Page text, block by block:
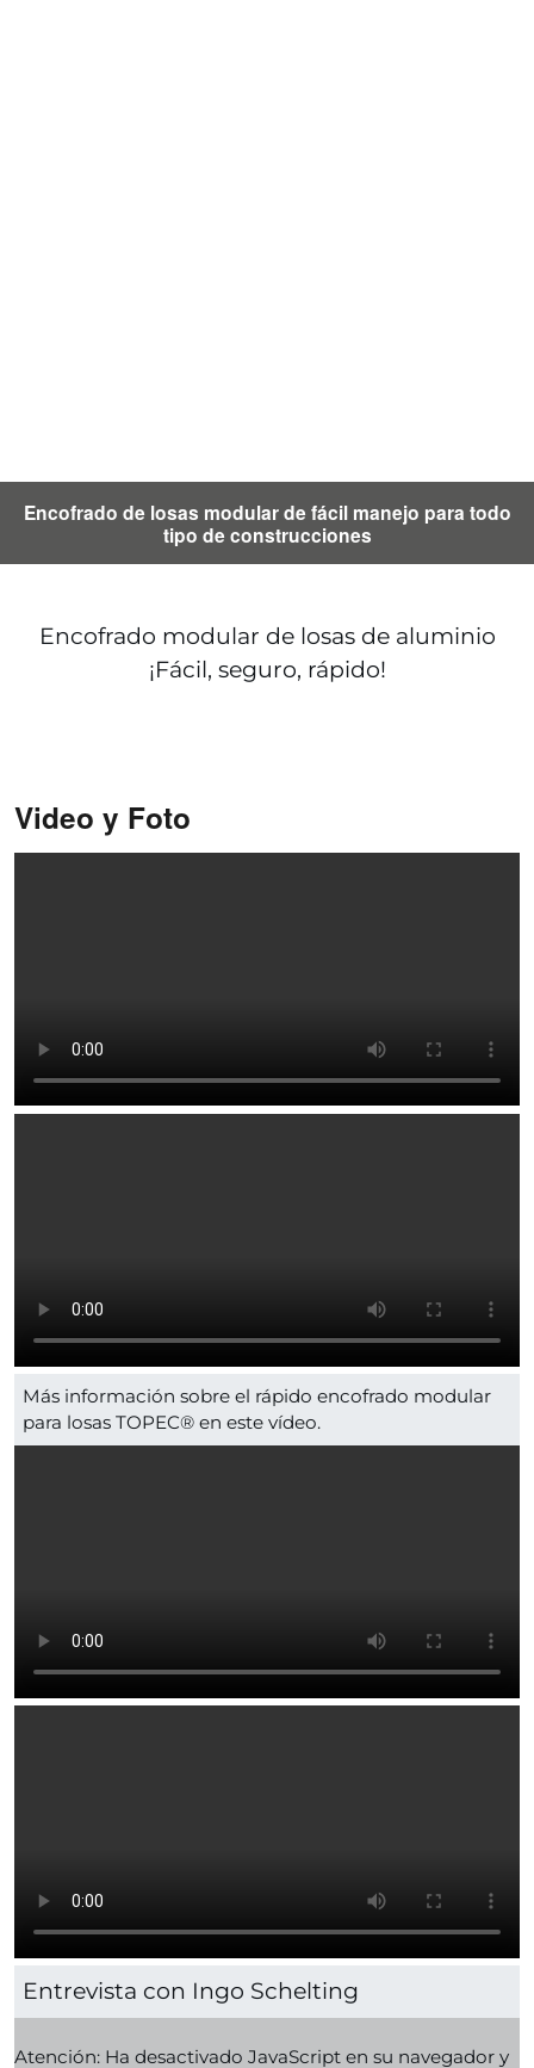
Encofrado de losas modular de fácil manejo para todo
tipo de construcciones
Encofrado modular de losas de aluminio
¡Fácil, seguro, rápido!
Video y Foto
Más información sobre el rápido encofrado modular
para losas TOPEC® en este vídeo.
Entrevista con Ingo Schelting
Atención: Ha desactivado JavaScript en su navegador y